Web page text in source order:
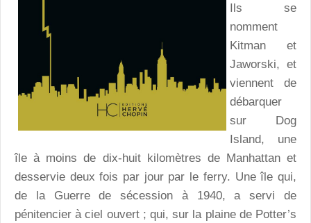
Ils se
nomment
Kitman et
Jaworski, et
viennent de
débarquer
sur Dog
Island, une
île à moins de dix-huit kilomètres de Manhattan et
desservie deux fois par jour par le ferry. Une île qui,
de la Guerre de sécession à 1940, a servi de
pénitencier à ciel ouvert ; qui, sur la plaine de Potter’s